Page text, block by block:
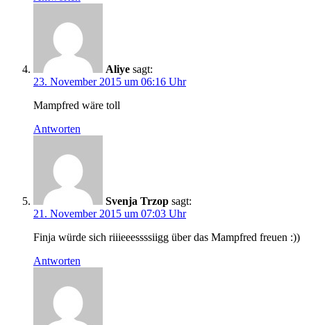
Aliye sagt:
23. November 2015 um 06:16 Uhr
Mampfred wäre toll
Antworten
Svenja Trzop sagt:
21. November 2015 um 07:03 Uhr
Finja würde sich riiieeessssiigg über das Mampfred freuen :))
Antworten